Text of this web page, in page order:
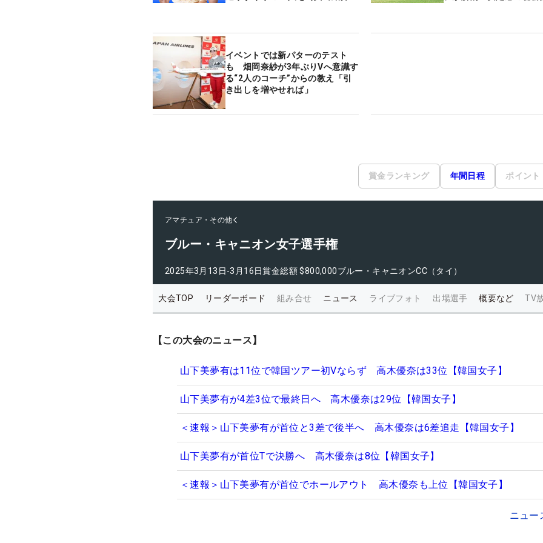
イベントでは新パターのテスト
も 畑岡奈紗が3年ぶりVへ意識す
る“2人のコーチ”からの教え「引
き出しを増やせれば」
賞金ランキング 年間日程 ポイント
アマチュア・その他
ブルー・キャニオン女子選手権
2025年3月13日-3月16日賞金総額 $800,000ブルー・キャニオンCC（タイ）
大会TOP リーダーボード 組み合せ ニュース ライブフォト 出場選手 概要など TV
【この大会のニュース】
山下美夢有は11位で韓国ツアー初Vならず 高木優奈は33位【韓国女子】
山下美夢有が4差3位で最終日へ 高木優奈は29位【韓国女子】
＜速報＞山下美夢有が首位と3差で後半へ 高木優奈は6差追走【韓国女子】
山下美夢有が首位Tで決勝へ 高木優奈は8位【韓国女子】
＜速報＞山下美夢有が首位でホールアウト 高木優奈も上位【韓国女子】
ニュー